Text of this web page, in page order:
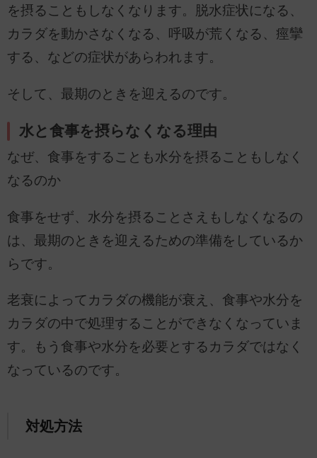
を摂ることもしなくなります。脱水症状になる、
カラダを動かさなくなる、呼吸が荒くなる、痙攣
する、などの症状があらわれます。
そして、最期のときを迎えるのです。
水と食事を摂らなくなる理由
なぜ、食事をすることも水分を摂ることもしなく
なるのか
食事をせず、水分を摂ることさえもしなくなるの
は、最期のときを迎えるための準備をしているか
らです。
老衰によってカラダの機能が衰え、食事や水分を
カラダの中で処理することができなくなっていま
す。もう食事や水分を必要とするカラダではなく
なっているのです。
対処方法